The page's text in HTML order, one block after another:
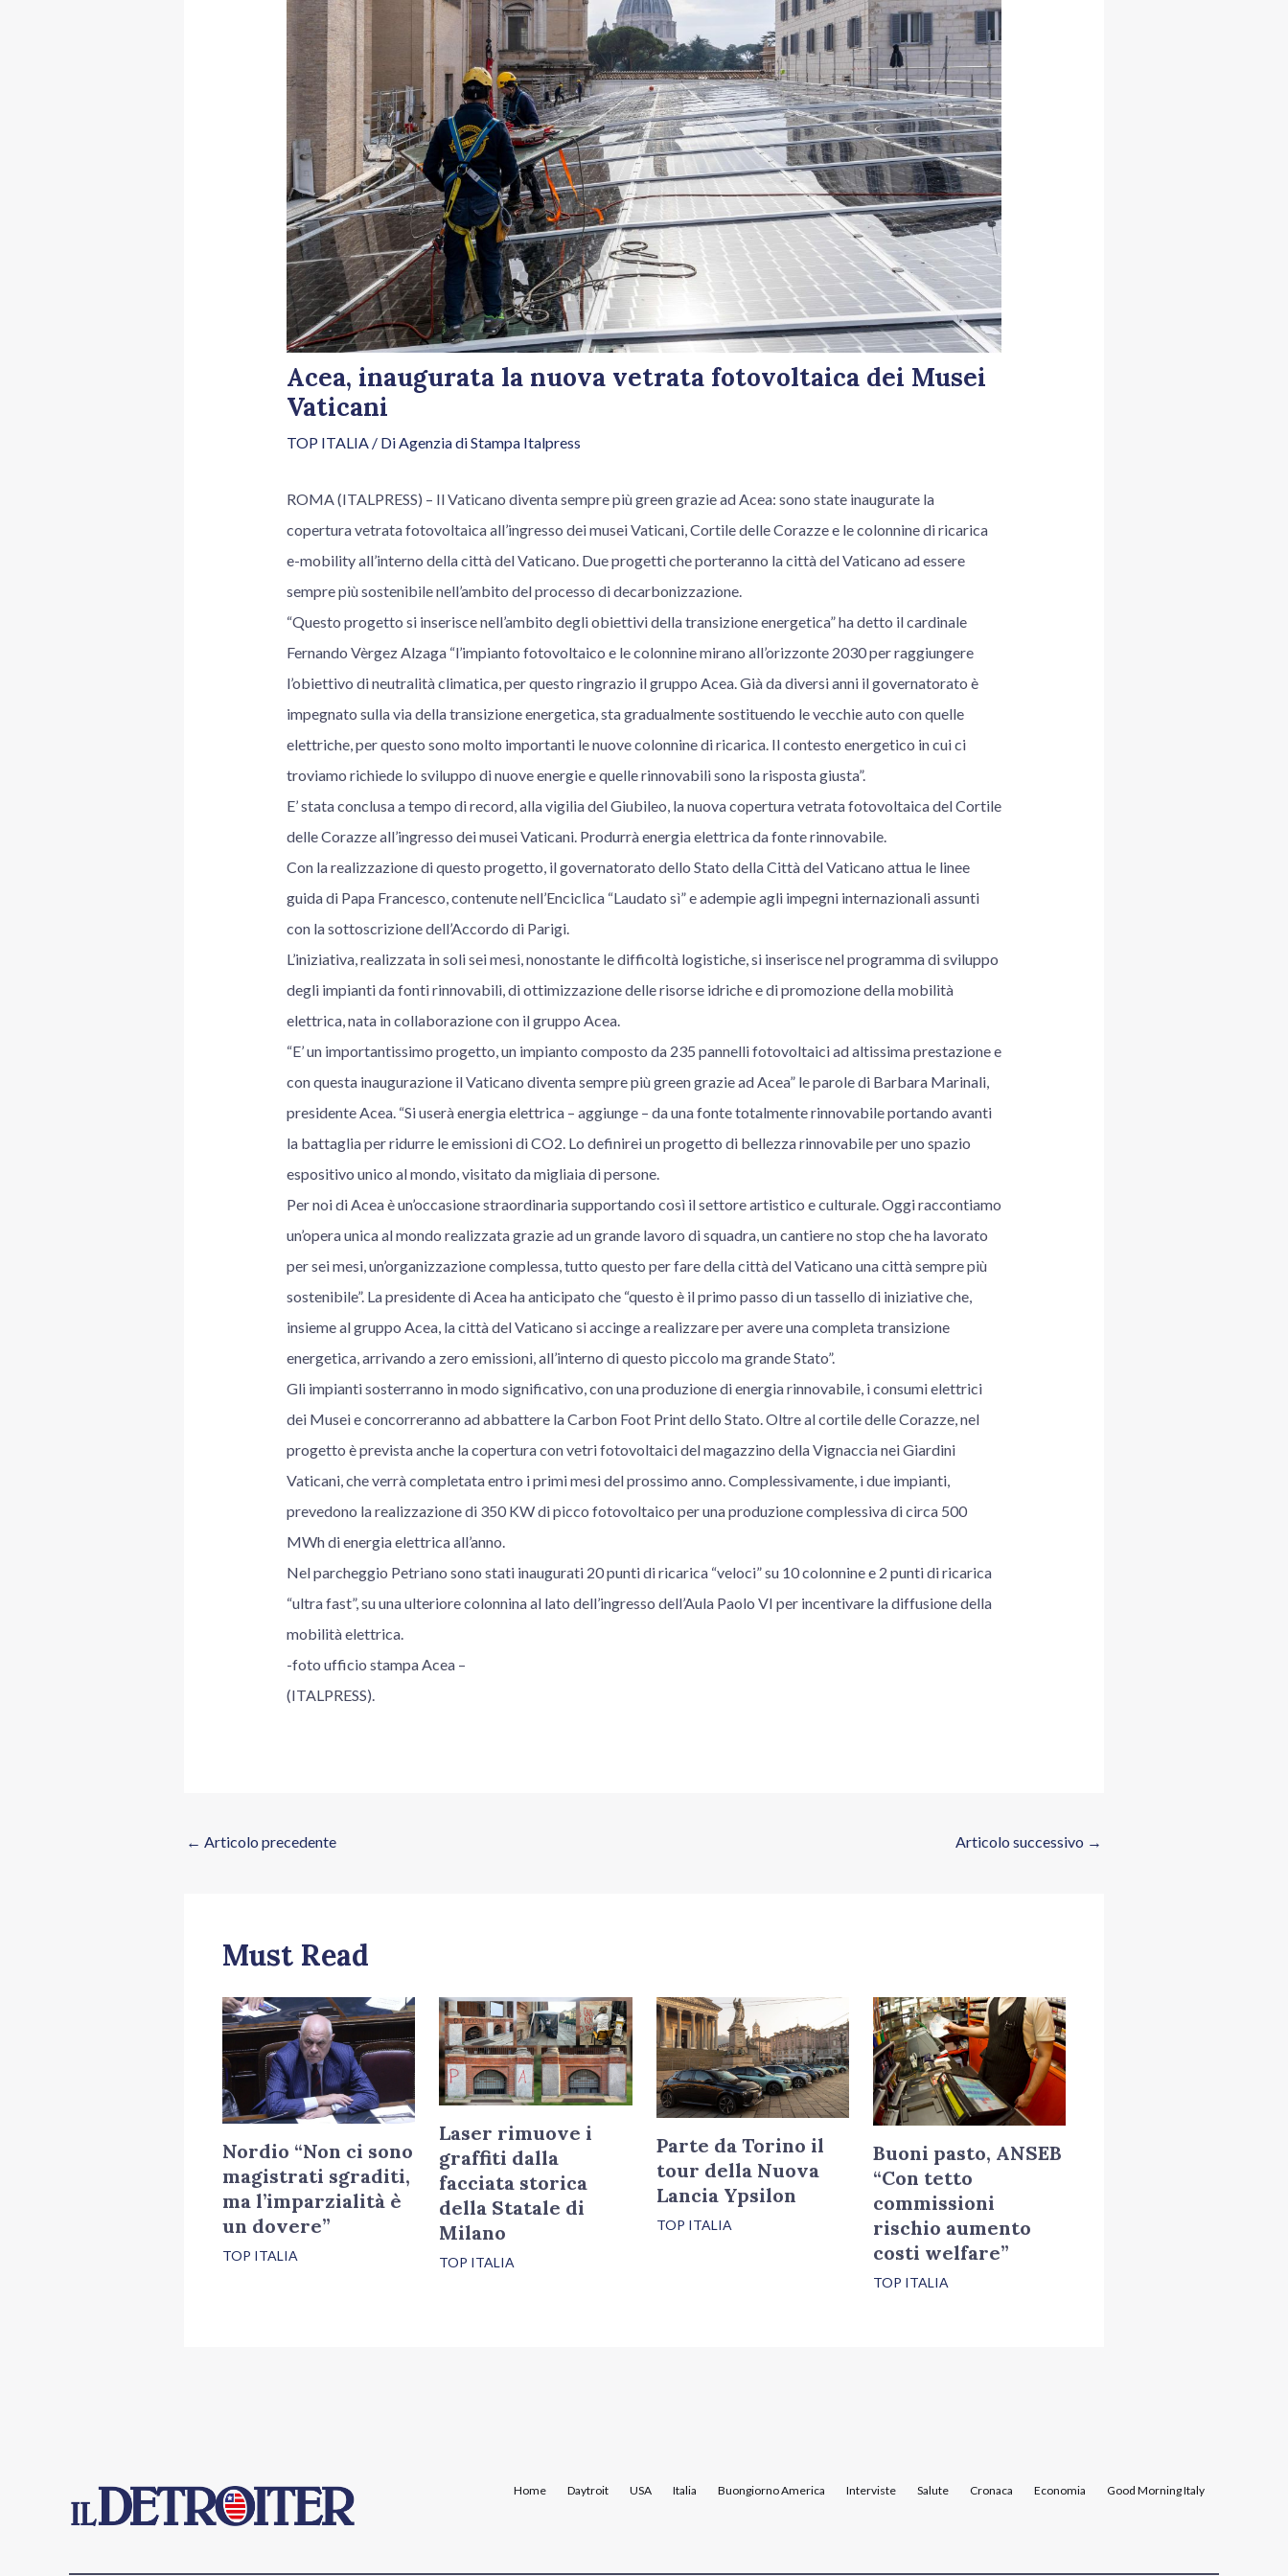
Acea, inaugurata la nuova vetrata fotovoltaica dei Musei
Vaticani
TOP ITALIA/ DiAgenzia di Stampa Italpress
ROMA (ITALPRESS) – Il Vaticano diventa sempre più green grazie ad Acea: sono state inaugurate la
copertura vetrata fotovoltaica all’ingresso dei musei Vaticani, Cortile delle Corazze e le colonnine di ricarica
e-mobility all’interno della città del Vaticano. Due progetti che porteranno la città del Vaticano ad essere
sempre più sostenibile nell’ambito del processo di decarbonizzazione.
“Questo progetto si inserisce nell’ambito degli obiettivi della transizione energetica” ha detto il cardinale
Fernando Vèrgez Alzaga “l’impianto fotovoltaico e le colonnine mirano all’orizzonte 2030 per raggiungere
l’obiettivo di neutralità climatica, per questo ringrazio il gruppo Acea. Già da diversi anni il governatorato è
impegnato sulla via della transizione energetica, sta gradualmente sostituendo le vecchie auto con quelle
elettriche, per questo sono molto importanti le nuove colonnine di ricarica. Il contesto energetico in cui ci
troviamo richiede lo sviluppo di nuove energie e quelle rinnovabili sono la risposta giusta”.
E’ stata conclusa a tempo di record, alla vigilia del Giubileo, la nuova copertura vetrata fotovoltaica del Cortile
delle Corazze all’ingresso dei musei Vaticani. Produrrà energia elettrica da fonte rinnovabile.
Con la realizzazione di questo progetto, il governatorato dello Stato della Città del Vaticano attua le linee
guida di Papa Francesco, contenute nell’Enciclica “Laudato sì” e adempie agli impegni internazionali assunti
con la sottoscrizione dell’Accordo di Parigi.
L’iniziativa, realizzata in soli sei mesi, nonostante le difficoltà logistiche, si inserisce nel programma di sviluppo
degli impianti da fonti rinnovabili, di ottimizzazione delle risorse idriche e di promozione della mobilità
elettrica, nata in collaborazione con il gruppo Acea.
“E’ un importantissimo progetto, un impianto composto da 235 pannelli fotovoltaici ad altissima prestazione e
con questa inaugurazione il Vaticano diventa sempre più green grazie ad Acea” le parole di Barbara Marinali,
presidente Acea. “Si userà energia elettrica – aggiunge – da una fonte totalmente rinnovabile portando avanti
la battaglia per ridurre le emissioni di CO2. Lo definirei un progetto di bellezza rinnovabile per uno spazio
espositivo unico al mondo, visitato da migliaia di persone.
Per noi di Acea è un’occasione straordinaria supportando così il settore artistico e culturale. Oggi raccontiamo
un’opera unica al mondo realizzata grazie ad un grande lavoro di squadra, un cantiere no stop che ha lavorato
per sei mesi, un’organizzazione complessa, tutto questo per fare della città del Vaticano una città sempre più
sostenibile”. La presidente di Acea ha anticipato che “questo è il primo passo di un tassello di iniziative che,
insieme al gruppo Acea, la città del Vaticano si accinge a realizzare per avere una completa transizione
energetica, arrivando a zero emissioni, all’interno di questo piccolo ma grande Stato”.
Gli impianti sosterranno in modo significativo, con una produzione di energia rinnovabile, i consumi elettrici
dei Musei e concorreranno ad abbattere la Carbon Foot Print dello Stato. Oltre al cortile delle Corazze, nel
progetto è prevista anche la copertura con vetri fotovoltaici del magazzino della Vignaccia nei Giardini
Vaticani, che verrà completata entro i primi mesi del prossimo anno. Complessivamente, i due impianti,
prevedono la realizzazione di 350 KW di picco fotovoltaico per una produzione complessiva di circa 500
MWh di energia elettrica all’anno.
Nel parcheggio Petriano sono stati inaugurati 20 punti di ricarica “veloci” su 10 colonnine e 2 punti di ricarica
“ultra fast”, su una ulteriore colonnina al lato dell’ingresso dell’Aula Paolo VI per incentivare la diffusione della
mobilità elettrica.
-foto ufficio stampa Acea –
(ITALPRESS).
← Articolo precedente Articolo successivo →
Must Read
Nordio “Non ci sono
magistrati sgraditi,
ma l’imparzialità è
un dovere”
TOP ITALIA
Laser rimuove i
graffiti dalla
facciata storica
della Statale di
Milano
TOP ITALIA
Parte da Torino il
tour della Nuova
Lancia Ypsilon
TOP ITALIA
Buoni pasto, ANSEB
“Con tetto
commissioni
rischio aumento
costi welfare”
TOP ITALIA
Home Daytroit USA Italia Buongiorno America Interviste Salute Cronaca Economia Good Morning Italy